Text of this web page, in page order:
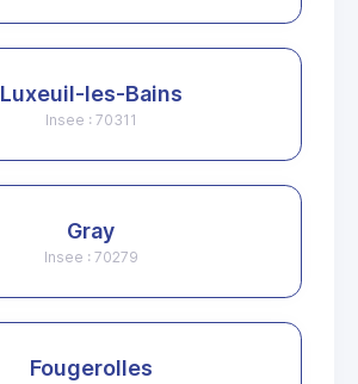
Luxeuil-les-Bains
Insee : 70311
Gray
Insee : 70279
Fougerolles